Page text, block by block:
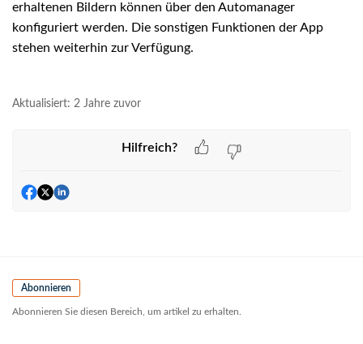
erhaltenen Bildern können über den Automanager
konfiguriert werden. Die sonstigen Funktionen der App
stehen weiterhin zur Verfügung.
Aktualisiert: 2 Jahre zuvor
Hilfreich?
Abonnieren
Abonnieren Sie diesen Bereich, um artikel zu erhalten.